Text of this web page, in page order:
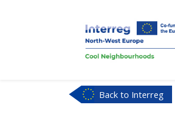
Back to Interreg